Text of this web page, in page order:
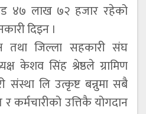
४७ लाख ७२ हजार रहेको
दिइन ।
तथा जिल्ला सहकारी संघ
केशव सिंह श्रेष्ठले ग्रामिण
लि उत्कृष्ट बन्नुमा सबै
कर्मचारीको उत्तिकै योगदान